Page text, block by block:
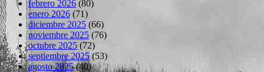
febrero 2026 (80)
enero 2026 (71)
diciembre 2025 (66)
noviembre 2025 (76)
octubre 2025 (72)
septiembre 2025(53)
agosto 2025(40)